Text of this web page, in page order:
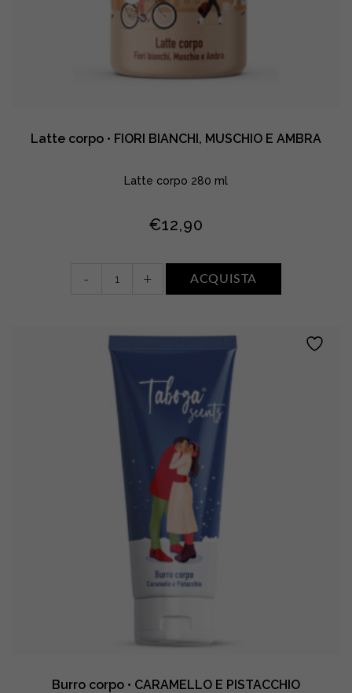
Latte corpo • FIORI BIANCHI, MUSCHIO E AMBRA
Latte corpo 280 ml
€12,90
BIANCHI,
MUSCHIO
AMBRA
quantity
- + ACQUISTA
Burro corpo • CARAMELLO E PISTACCHIO